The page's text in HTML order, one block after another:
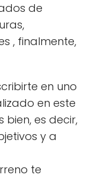
de
, finalmente,
en uno
en este
es decir,
y a
te